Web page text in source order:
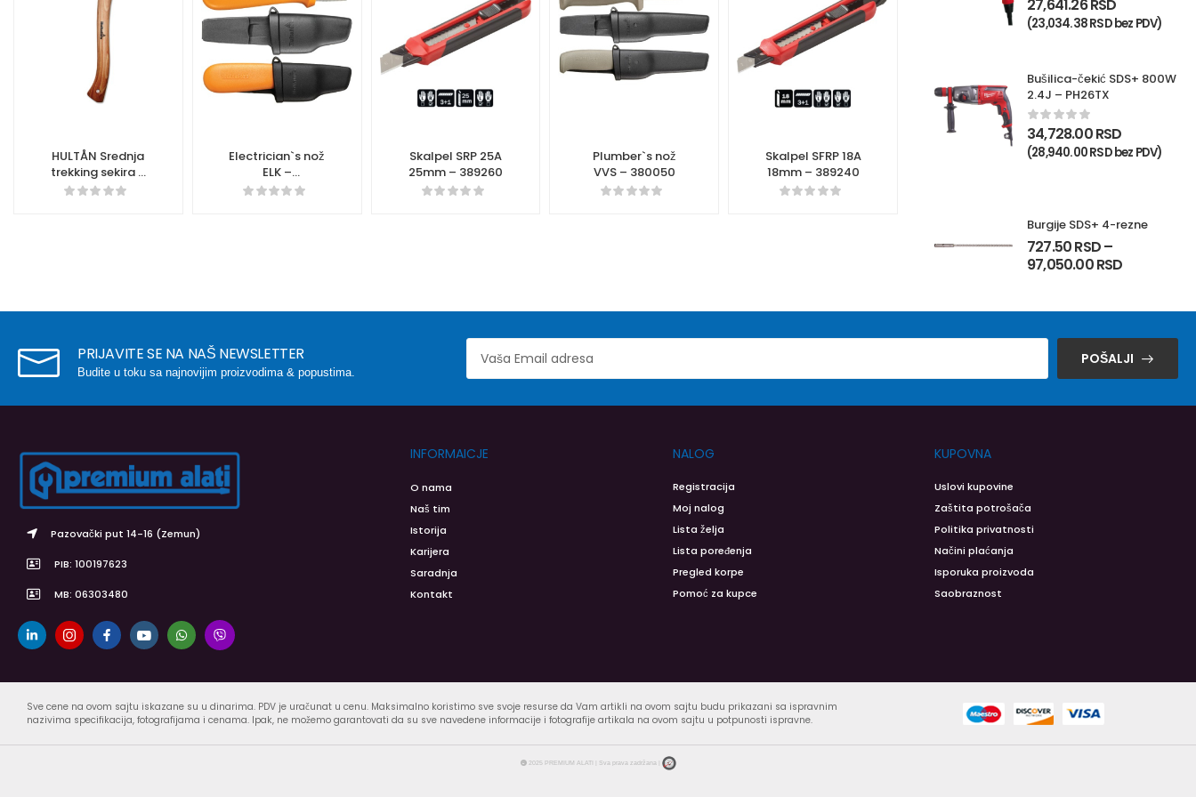
27,641.26RSD
(23,034.38RSDbez PDV)
Bušilica-čekić SDS+ 800W
2.4J – PH26TX
34,728.00RSD
(28,940.00RSDbez PDV)
Burgije SDS+ 4-rezne
727.50RSD–
97,050.00RSD
HULTÅN Srednja
trekking sekira –
841701
Electrician`s nož
ELK –
380030/Levoruki
Skalpel SRP 25A
25mm – 389260
Plumber`s nož
VVS – 380050
Skalpel SFRP 18A
18mm – 389240
PRIJAVITE SE NA NAŠ NEWSLETTER
Budite u toku sa najnovijim proizvodima & popustima.
POŠALJI
Pazovački put 14-16 (Zemun)
PIB: 100197623
MB: 06303480
INFORMAICJE
O nama
Naš tim
Istorija
Karijera
Saradnja
Kontakt
NALOG
Registracija
Moj nalog
Lista želja
Lista poređenja
Pregled korpe
Pomoć za kupce
KUPOVNA
Uslovi kupovine
Zaštita potrošača
Politika privatnosti
Načini plaćanja
Isporuka proizvoda
Saobraznost
Sve cene na ovom sajtu iskazane su u dinarima. PDV je uračunat u cenu. Maksimalno koristimo sve svoje resurse da Vam artikli na ovom sajtu budu prikazani sa ispravnim
nazivima specifikacija, fotografijama i cenama. Ipak, ne možemo garantovati da su sve navedene informacije i fotografije artikala na ovom sajtu u potpunosti ispravne.
2025 PREMIUM ALATI | Sva prava zadržana |